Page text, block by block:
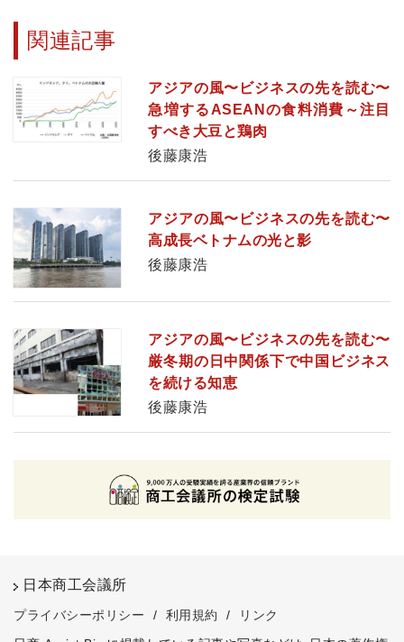
関連記事
アジアの風〜ビジネスの先を読む〜
急増するASEANの食料消費～注目
すべき大豆と鶏肉
後藤康浩
アジアの風〜ビジネスの先を読む〜
高成長ベトナムの光と影
後藤康浩
アジアの風〜ビジネスの先を読む〜
厳冬期の日中関係下で中国ビジネス
を続ける知恵
後藤康浩
日本商工会議所
プライバシーポリシー / 利用規約 /
リンク